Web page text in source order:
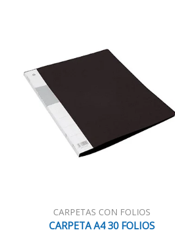
CARPETAS CON FOLIOS
CARPETA A4 30 FOLIOS